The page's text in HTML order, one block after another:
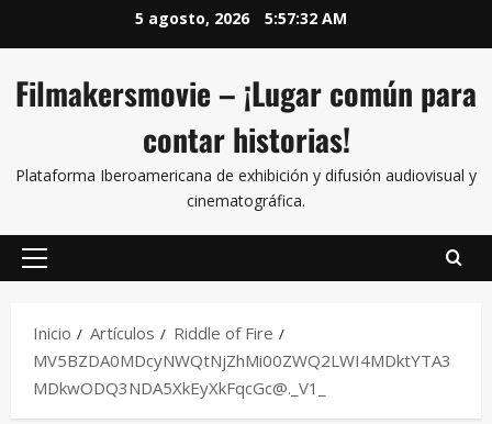
5 agosto, 2026 5:57:32 AM
Filmakersmovie – ¡Lugar común para
contar historias!
Plataforma Iberoamericana de exhibición y difusión audiovisual y
cinematográfica.
Inicio Artículos
Riddle of Fire
MV5BZDA0MDcyNWQtNjZhMi00ZWQ2LWI4MDktYTA3
MDkwODQ3NDA5XkEyXkFqcGc@._V1_